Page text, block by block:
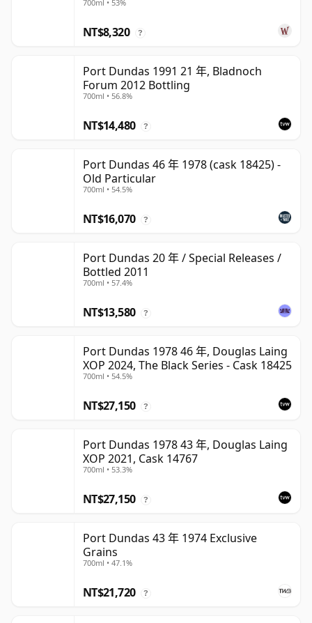
700ml • 53%
NT$8,320 ?
Port Dundas 1991 21 年, Bladnoch
Forum 2012 Bottling
700ml • 56.8%
NT$14,480 ?
Port Dundas 46 年 1978 (cask 18425) -
Old Particular
700ml • 54.5%
NT$16,070 ?
Port Dundas 20 年 / Special Releases /
Bottled 2011
700ml • 57.4%
NT$13,580 ?
Port Dundas 1978 46 年, Douglas Laing
XOP 2024, The Black Series - Cask 18425
700ml • 54.5%
NT$27,150 ?
Port Dundas 1978 43 年, Douglas Laing
XOP 2021, Cask 14767
700ml • 53.3%
NT$27,150 ?
Port Dundas 43 年 1974 Exclusive
Grains
700ml • 47.1%
NT$21,720 ?